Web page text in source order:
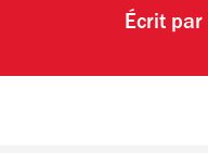
Écrit par